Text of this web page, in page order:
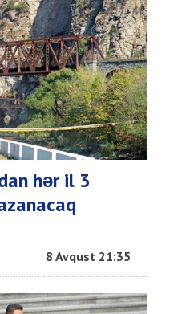
hər il 3
8 Avqust 21:35